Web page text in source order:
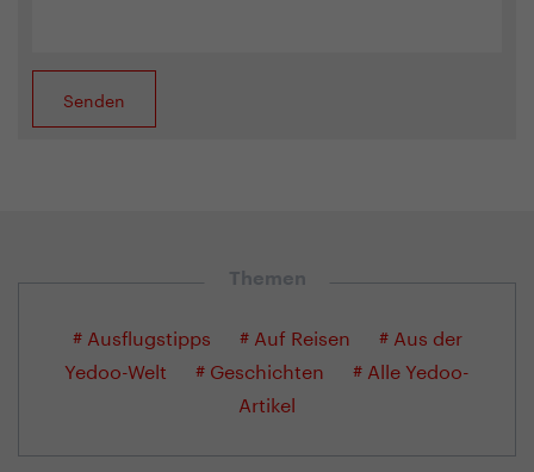
Themen
# Ausflugstipps # Auf Reisen
# Aus der
Yedoo-Welt
# Geschichten
# Alle Yedoo-
Artikel